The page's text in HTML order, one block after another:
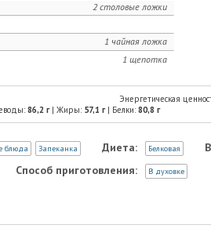
2 столовые ложки
1 чайная ложка
1 щепотка
Энергетическая
86,2 г| Жиры: 57,1 г| Белки: 80,8 г
блюда Запеканка Диета: Белковая
Способ приготовления: В духовке